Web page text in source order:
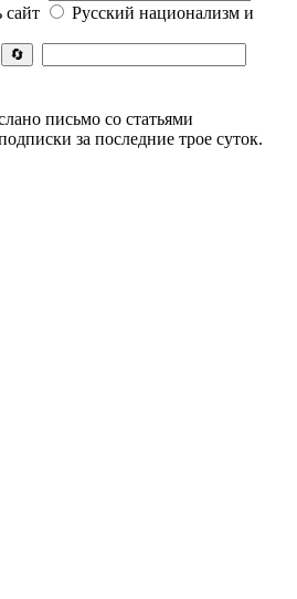
сайт
Русский национализм и
🔄
письмо со статьями
за последние трое суток.